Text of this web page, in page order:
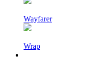
Wayfarer
Wrap